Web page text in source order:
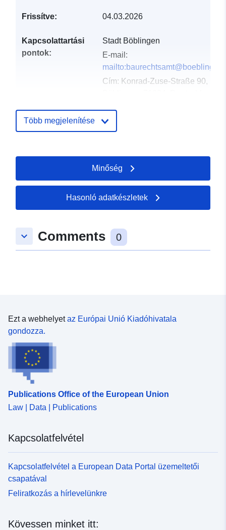
Frissítve: 04.03.2026
Kapcsolattartási
pontok:
Stadt Böblingen
E-mail:
Cím: Konrad-Zuse-Straße 90,
Katalógus-
Hozzáadva a data.europa.eu-hoz:
August 2026
Koordináták:
48.6942788 ], [ 9.0145239,
48.6909471 ], [ 9.0096617,
48.6909471 ], [ 9.0096617,
Több megjelenítése
Minőség
Hasonló adatkészletek
keyboard_arrow_down Comments 0
Ezt a webhelyetaz Európai Unió Kiadóhivatala
gondozza.
Publications Office of the European Union
Law | Data | Publications
Kapcsolatfelvétel
Kapcsolatfelvétel a European Data Portal üzemeltetői
csapatával
Feliratkozás a hírlevelünkre
Kövessen minket itt: